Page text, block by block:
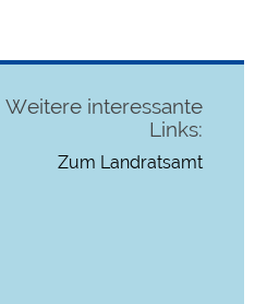
Weitere interessante
Links:
Zum Landratsamt